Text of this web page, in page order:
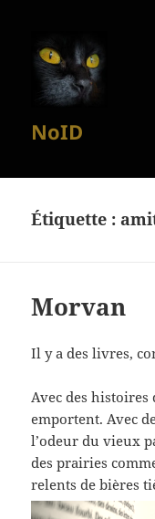
NoID
Étiquette :
Morvan
Il y a des livres,
Avec des
emportent. Avec
l’odeur du vieux
des prairies
relents de bières